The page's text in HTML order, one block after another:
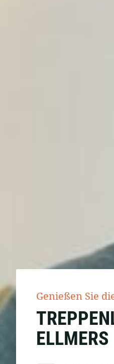
Genießen Sie
ELLMERS